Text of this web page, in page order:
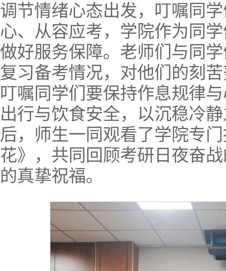
调节情绪心态出发，叮嘱同
心、从容应考，学院作为同
做好服务保障。老师们与同
复习备考情况，对他们的刻
叮嘱同学们要保持作息规律
出行与饮食安全，以沉稳冷
后，师生一同观看了学院专
花》，共同回顾考研日夜奋
的真挚祝福。